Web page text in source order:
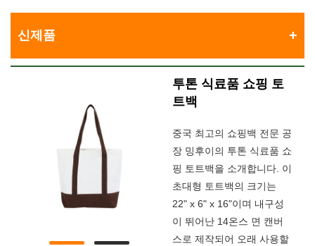
신제품
투톤 식료품 쇼핑 토
트백
중국 최고의 쇼핑백 전문 공
장 밍후이의 투톤 식료품 쇼
핑 토트백을 소개합니다. 이
초대형 토트백의 크기는
22" x 6" x 16"이며 내구성
이 뛰어난 14온스 면 캔버
스로 제작되어 오래 사용할